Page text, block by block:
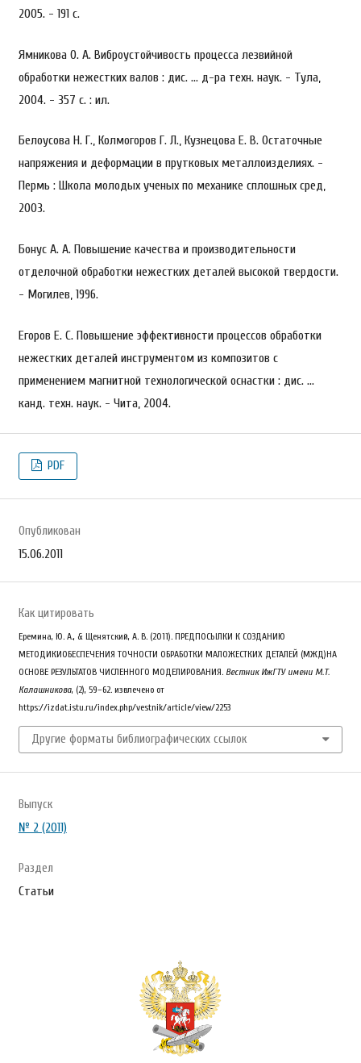
2005. - 191 с.
Ямникова О. А. Виброустойчивость процесса лезвийной
обработки нежестких валов : дис. … д-ра техн. наук. - Тула,
2004. - 357 с. : ил.
Белоусова Н. Г., Колмогоров Г. Л., Кузнецова Е. В. Остаточные
напряжения и деформации в прутковых металлоизделиях. -
Пермь : Школа молодых ученых по механике сплошных сред,
2003.
Бонус А. А. Повышение качества и производительности
отделочной обработки нежестких деталей высокой твердости.
- Могилев, 1996.
Егоров Е. С. Повышение эффективности процессов обработки
нежестких деталей инструментом из композитов с
применением магнитной технологической оснастки : дис. …
канд. техн. наук. - Чита, 2004.
PDF
Опубликован
15.06.2011
Как цитировать
Еремина, Ю. А., & Щенятский, А. В. (2011). ПРЕДПОСЫЛКИ К СОЗДАНИЮ
МЕТОДИКИОБЕСПЕЧЕНИЯ ТОЧНОСТИ ОБРАБОТКИ МАЛОЖЕСТКИХ ДЕТАЛЕЙ (МЖД)НА
ОСНОВЕ РЕЗУЛЬТАТОВ ЧИСЛЕННОГО МОДЕЛИРОВАНИЯ. Вестник ИжГТУ имени М.Т.
Калашникова, (2), 59–62. извлечено от
https://izdat.istu.ru/index.php/vestnik/article/view/2253
Другие форматы библиографических ссылок
Выпуск
№ 2 (2011)
Раздел
Статьи